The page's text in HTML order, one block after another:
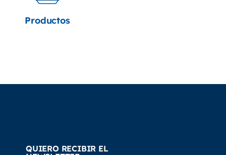
Productos
QUIERO RECIBIR EL